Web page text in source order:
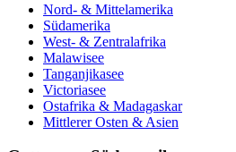
Nord- & Mittelamerika
Südamerika
West- & Zentralafrika
Malawisee
Tanganjikasee
Victoriasee
Ostafrika & Madagaskar
Mittlerer Osten & Asien